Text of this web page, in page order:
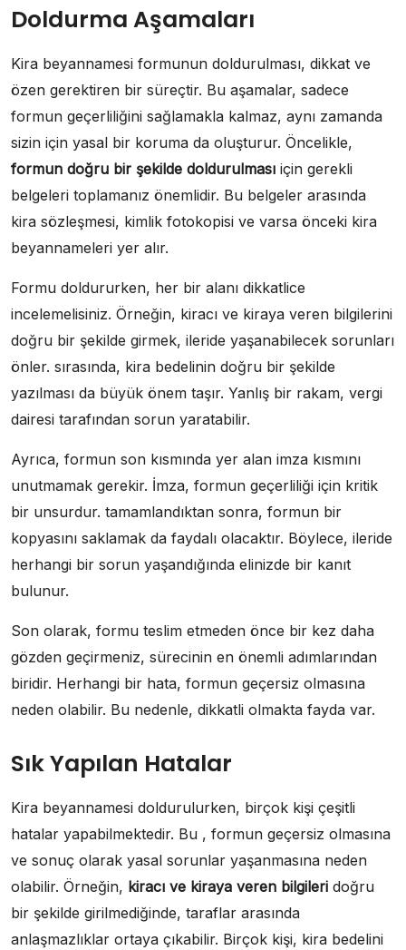
Doldurma Aşamaları
Kira beyannamesi formunun doldurulması, dikkat ve
özen gerektiren bir süreçtir. Bu aşamalar, sadece
formun geçerliliğini sağlamakla kalmaz, aynı zamanda
sizin için yasal bir koruma da oluşturur. Öncelikle,
formun doğru bir şekilde doldurulması için gerekli
belgeleri toplamanız önemlidir. Bu belgeler arasında
kira sözleşmesi, kimlik fotokopisi ve varsa önceki kira
beyannameleri yer alır.
Formu doldururken, her bir alanı dikkatlice
incelemelisiniz. Örneğin, kiracı ve kiraya veren bilgilerini
doğru bir şekilde girmek, ileride yaşanabilecek sorunları
önler. sırasında, kira bedelinin doğru bir şekilde
yazılması da büyük önem taşır. Yanlış bir rakam, vergi
dairesi tarafından sorun yaratabilir.
Ayrıca, formun son kısmında yer alan imza kısmını
unutmamak gerekir. İmza, formun geçerliliği için kritik
bir unsurdur. tamamlandıktan sonra, formun bir
kopyasını saklamak da faydalı olacaktır. Böylece, ileride
herhangi bir sorun yaşandığında elinizde bir kanıt
bulunur.
Son olarak, formu teslim etmeden önce bir kez daha
gözden geçirmeniz, sürecinin en önemli adımlarından
biridir. Herhangi bir hata, formun geçersiz olmasına
neden olabilir. Bu nedenle, dikkatli olmakta fayda var.
Sık Yapılan Hatalar
Kira beyannamesi doldurulurken, birçok kişi çeşitli
hatalar yapabilmektedir. Bu , formun geçersiz olmasına
ve sonuç olarak yasal sorunlar yaşanmasına neden
olabilir. Örneğin, kiracı ve kiraya veren bilgileri doğru
bir şekilde girilmediğinde, taraflar arasında
anlaşmazlıklar ortaya çıkabilir. Birçok kişi, kira bedelini